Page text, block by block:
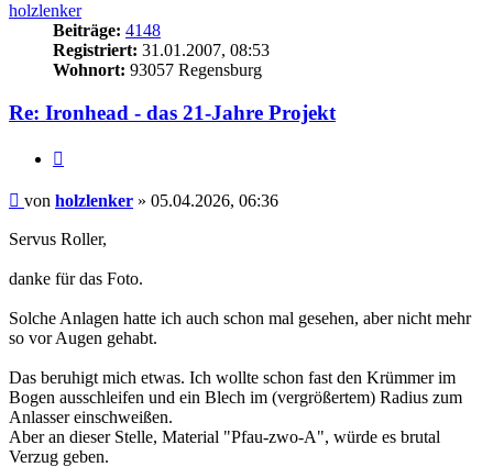
holzlenker
Beiträge: 4148
Registriert: 31.01.2007, 08:53
Wohnort: 93057 Regensburg
Re: Ironhead - das 21-Jahre Projekt
Beitrag
von holzlenker » 05.04.2026, 06:36
Servus Roller,
danke für das Foto.
Solche Anlagen hatte ich auch schon mal gesehen, aber nicht mehr
so vor Augen gehabt.
Das beruhigt mich etwas. Ich wollte schon fast den Krümmer im
Bogen ausschleifen und ein Blech im (vergrößertem) Radius zum
Anlasser einschweißen.
Aber an dieser Stelle, Material "Pfau-zwo-A", würde es brutal
Verzug geben.